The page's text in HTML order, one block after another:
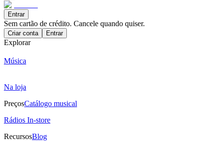
Entrar
Sem cartão de crédito. Cancele quando quiser.
Criar conta Entrar
Explorar
Música
Na loja
PreçosCatálogo musical
Rádios In-store
RecursosBlog